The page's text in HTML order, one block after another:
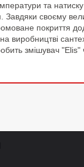
та
Завдяки своєму
покриття
на виробництві
змішувач